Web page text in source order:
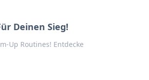
Deinen Sieg!
Up Routines! Entdecke